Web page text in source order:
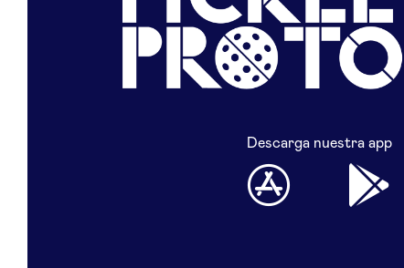
Descarga nuestra app